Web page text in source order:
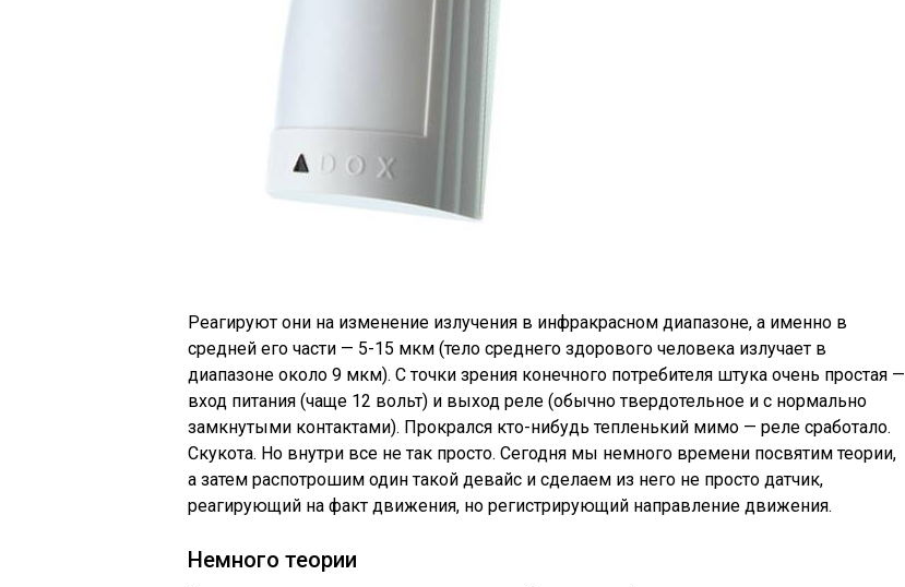
Реагируют они на изменение излучения в инфракрасном диапазоне, а именно в
средней его части — 5-15 мкм (тело среднего здорового человека излучает в
диапазоне около 9 мкм). С точки зрения конечного потребителя штука очень простая —
вход питания (чаще 12 вольт) и выход реле (обычно твердотельное и с нормально
замкнутыми контактами). Прокрался кто-нибудь тепленький мимо — реле сработало.
Скукота. Но внутри все не так просто. Сегодня мы немного времени посвятим теории,
а затем распотрошим один такой девайс и сделаем из него не просто датчик,
реагирующий на факт движения, но регистрирующий направление движения.
Немного теории